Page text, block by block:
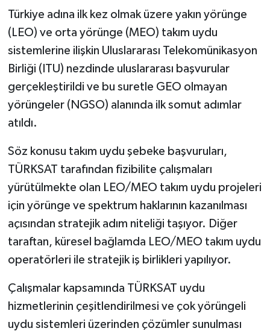
Türkiye adına ilk kez olmak üzere yakın yörünge
(LEO) ve orta yörünge (MEO) takım uydu
sistemlerine ilişkin Uluslararası Telekomünikasyon
Birliği (ITU) nezdinde uluslararası başvurular
gerçekleştirildi ve bu suretle GEO olmayan
yörüngeler (NGSO) alanında ilk somut adımlar
atıldı.
Söz konusu takım uydu şebeke başvuruları,
TÜRKSAT tarafından fizibilite çalışmaları
yürütülmekte olan LEO/MEO takım uydu projeleri
için yörünge ve spektrum haklarının kazanılması
açısından stratejik adım niteliği taşıyor. Diğer
taraftan, küresel bağlamda LEO/MEO takım uydu
operatörleri ile stratejik iş birlikleri yapılıyor.
Çalışmalar kapsamında TÜRKSAT uydu
hizmetlerinin çeşitlendirilmesi ve çok yörüngeli
uydu sistemleri üzerinden çözümler sunulması